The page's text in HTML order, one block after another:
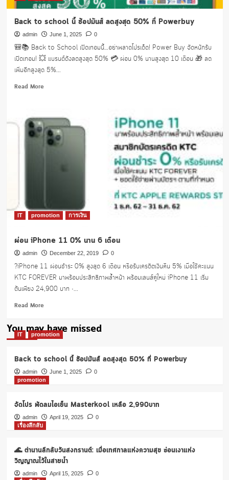
Back to school นี้ ช้อปมันส์ ลดสูงสุด 50% ที่ Powerbuy
admin June 1, 2025 0
🎒📚 Back to School เปิดเทอมนี้…อย่าพลาดโปรเด็ด! Power Buy จัดหนักรับ
เปิดเทอม! 💥 แบรนด์ดังลดสูงสุด 50% 💳 ผ่อน 0% นานสูงสุด 10 เดือน 🎁 ลด
เพิ่มอีกสูงสุด 5%...
Read MoreRead
to
school
Powerbuy
IT promotion การเงิน
ผ่อน iPhone 11 0% นาน 6 เดือน
admin December 22, 2019 0
?iPhone 11 ผ่อนชำระ 0% สูงสุด 6 เดือน หรือรับเครดิตเงินคืน 5% เมื่อใช้คะแนน
KTC FOREVER มาพร้อมประสิทธิภาพล้ำหน้า พร้อมเลนส์คู่ใหม่ iPhone 11 เริ่ม
ต้นเพียง 24,900 บาท •...
Read MoreRead
about
ผ่อน
0%
นาน
6
You may have missed
IT promotion
Back to school นี้ ช้อปมันส์ ลดสูงสุด 50% ที่ Powerbuy
admin June 1, 2025
0
promotion
จัดโปร พัดลมไอเย็น Masterkool เหลือ 2,990บาท
admin April 19, 2025
0
เรื่องลึกลับ
🌊 ตำนานลึกลับวันสงกรานต์: เมื่อเทศกาลแห่งความสุข ซ่อนเงาแห่ง
วิญญาณไว้ในสายน้ำ
admin April 15, 2025
0